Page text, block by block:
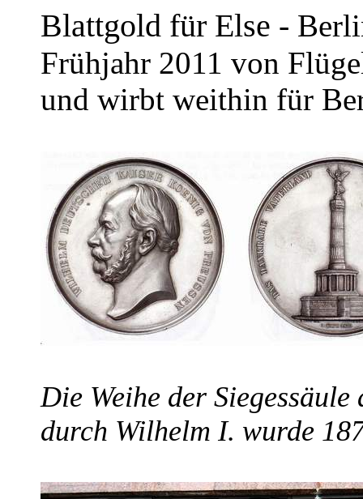
Blattgold für Else -
Frühjahr 2011 von
und wirbt weithin für
Die Weihe der
durch Wilhelm I. wurde